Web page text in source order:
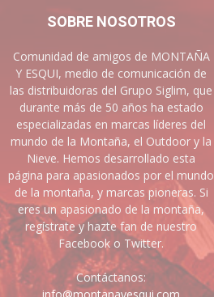
SOBRE NOSOTROS
Comunidad de amigos de MONTAÑA
Y ESQUI, medio de comunicación de
las distribuidoras del Grupo Siglim, que
durante más de 50 años ha estado
especializadas en marcas líderes del
mundo de la Montaña, el Outdoor y la
Nieve. Hemos desarrollado esta
página para apasionados por el mundo
de la montaña, y marcas pioneras. Si
eres un apasionado de la montaña,
regístrate y hazte fan de nuestro
Facebook o Twitter.
Contáctanos: